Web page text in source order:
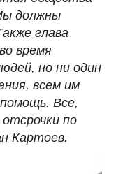
должны
глава
время
но ни один
всем им
Все,
по
Картоев.